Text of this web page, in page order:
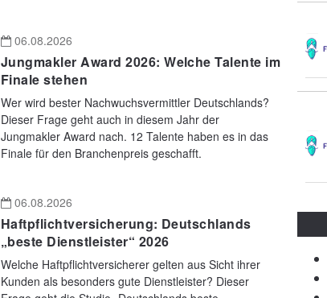
06.08.2026
Jungmakler Award 2026: Welche Talente im
Finale stehen
Wer wird bester Nachwuchsvermittler Deutschlands?
Dieser Frage geht auch in diesem Jahr der
Jungmakler Award nach. 12 Talente haben es in das
Finale für den Branchenpreis geschafft.
06.08.2026
Haftpflichtversicherung: Deutschlands
„beste Dienstleister“ 2026
Welche Haftpflichtversicherer gelten aus Sicht ihrer
Kunden als besonders gute Dienstleister? Dieser